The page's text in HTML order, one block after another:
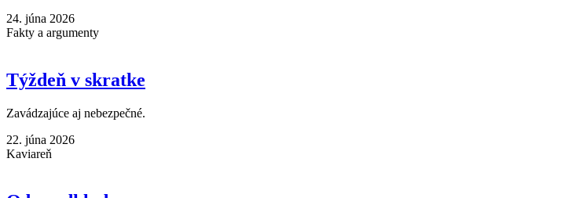
24. júna 2026
Fakty a argumenty
Týždeň v skratke
Zavádzajúce aj nebezpečné.
22. júna 2026
Kaviareň